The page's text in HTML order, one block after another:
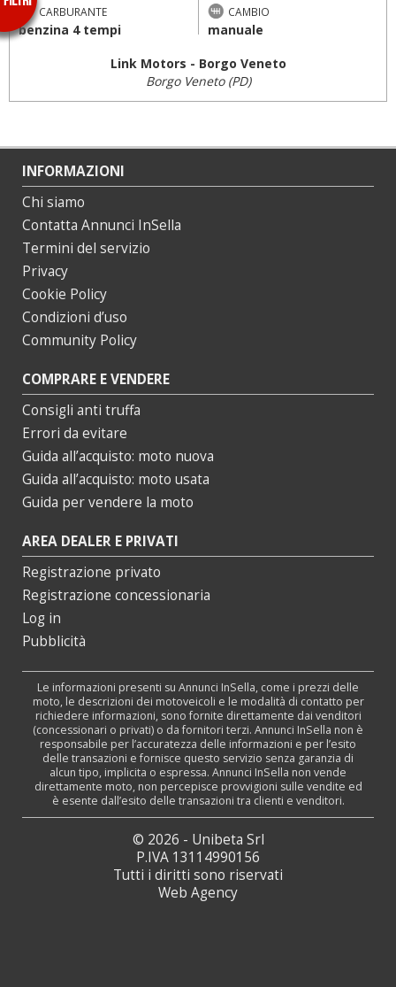
CARBURANTE
benzina 4 tempi
CAMBIO
manuale
Link Motors - Borgo Veneto
Borgo Veneto (PD)
INFORMAZIONI
Chi siamo
Contatta Annunci InSella
Termini del servizio
Privacy
Cookie Policy
Condizioni d’uso
Community Policy
COMPRARE E VENDERE
Consigli anti truffa
Errori da evitare
Guida all’acquisto: moto nuova
Guida all’acquisto: moto usata
Guida per vendere la moto
AREA DEALER E PRIVATI
Registrazione privato
Registrazione concessionaria
Log in
Pubblicità
Le informazioni presenti su Annunci InSella, come i prezzi delle
moto, le descrizioni dei motoveicoli e le modalità di contatto per
richiedere informazioni, sono fornite direttamente dai venditori
(concessionari o privati) o da fornitori terzi. Annunci InSella non è
responsabile per l’accuratezza delle informazioni e per l’esito
delle transazioni e fornisce questo servizio senza garanzia di
alcun tipo, implicita o espressa. Annunci InSella non vende
direttamente moto, non percepisce provvigioni sulle vendite ed
è esente dall’esito delle transazioni tra clienti e venditori.
© 2026 - Unibeta Srl
P.IVA 13114990156
Tutti i diritti sono riservati
Web Agency